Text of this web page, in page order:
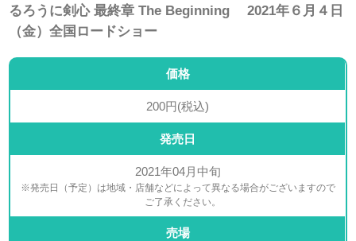
るろうに剣心 最終章 The Beginning 2021年６月４日
（金）全国ロードショー
価格
200円(税込)
発売日
2021年04月中旬
※発売日（予定）は地域・店舗などによって異なる場合がございますので
ご了承ください。
売場